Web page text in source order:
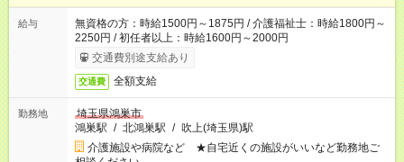
給与
無資格の方：時給1500円～1875円 / 介護福祉士：時給1800円～
2250円 / 初任者以上：時給1600円～2000円
交通費別途支給あり
交通費 全額支給
勤務地
埼玉県鴻巣市
鴻巣駅 / 北鴻巣駅 / 吹上(埼玉県)駅
介護施設や病院など ★自宅近くの施設がいいなど勤務地ご